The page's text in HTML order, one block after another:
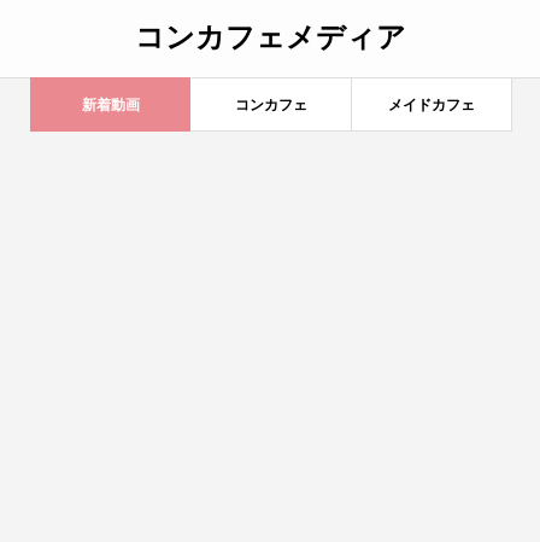
コンカフェメディア
新着動画 コンカフェ メイドカフェ